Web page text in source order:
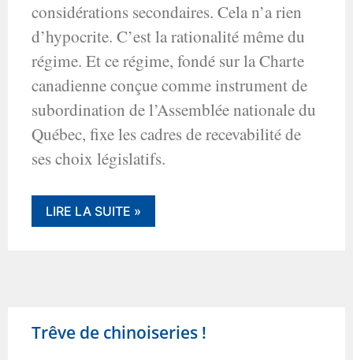
considérations secondaires. Cela n’a rien
d’hypocrite. C’est la rationalité même du
régime. Et ce régime, fondé sur la Charte
canadienne conçue comme instrument de
subordination de l’Assemblée nationale du
Québec, fixe les cadres de recevabilité de
ses choix législatifs.
LIRE LA SUITE »
Trêve de chinoiseries !